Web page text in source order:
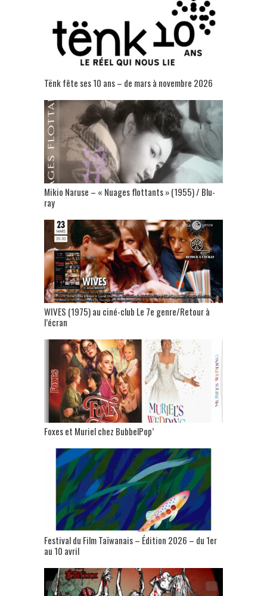
Tënk fête ses 10 ans – de mars à novembre 2026
Mikio Naruse – « Nuages flottants » (1955) / Blu-
ray
WIVES (1975) au ciné-club Le 7e genre/Retour à
l’écran
Foxes et Muriel chez BubbelPop’
Festival du Film Taïwanais – Édition 2026 – du 1er
au 10 avril